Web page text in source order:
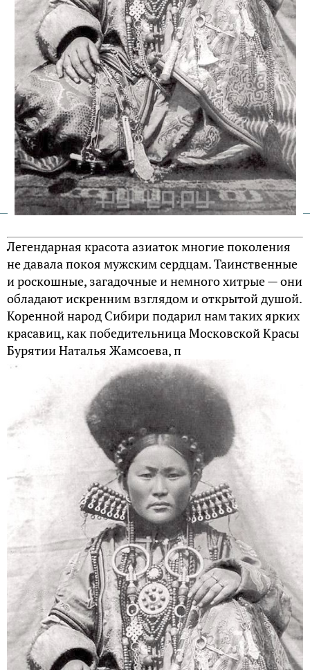
Легендарная красота азиаток многие поколения
не давала покоя мужским сердцам. Таинственные
и роскошные, загадочные и немного хитрые — они
обладают искренним взглядом и открытой душой.
Коренной народ Сибири подарил нам таких ярких
красавиц, как победительница Московской Красы
Бурятии Наталья Жамсоева, п